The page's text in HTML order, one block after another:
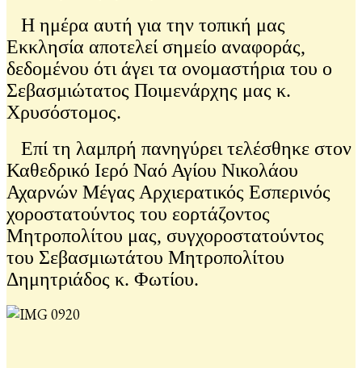
Η ημέρα αυτή για την τοπική μας
Εκκλησία αποτελεί σημείο αναφοράς,
δεδομένου ότι άγει τα ονομαστήρια του ο
Σεβασμιώτατος Ποιμενάρχης μας κ.
Χρυσόστομος.
Επί τη λαμπρή πανηγύρει τελέσθηκε στον
Καθεδρικό Ιερό Ναό Αγίου Νικολάου
Αχαρνών Μέγας Αρχιερατικός Εσπερινός
χοροστατούντος του εορτάζοντος
Μητροπολίτου μας, συγχοροστατούντος
του Σεβασμιωτάτου Μητροπολίτου
Δημητριάδος κ. Φωτίου.